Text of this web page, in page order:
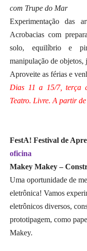
com Trupe do Mar
Experimentação das
Acrobacias com
solo, equilíbrio e
manipulação de objetos,
Aproveite as férias e
Dias 11 a 15/7, terça
Teatro. Livre. A partir
FestA! Festival de
oficina
Makey Makey –
Uma oportunidade de
eletrônica! Vamos
eletrônicos diversos,
prototipagem, como
Makey.